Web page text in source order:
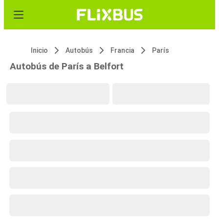
Inicio Autobús Francia París
Autobús de París a Belfort